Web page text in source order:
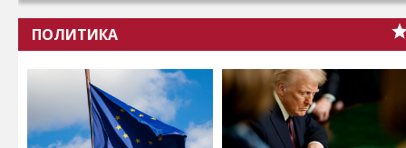
ПОЛИТИКА